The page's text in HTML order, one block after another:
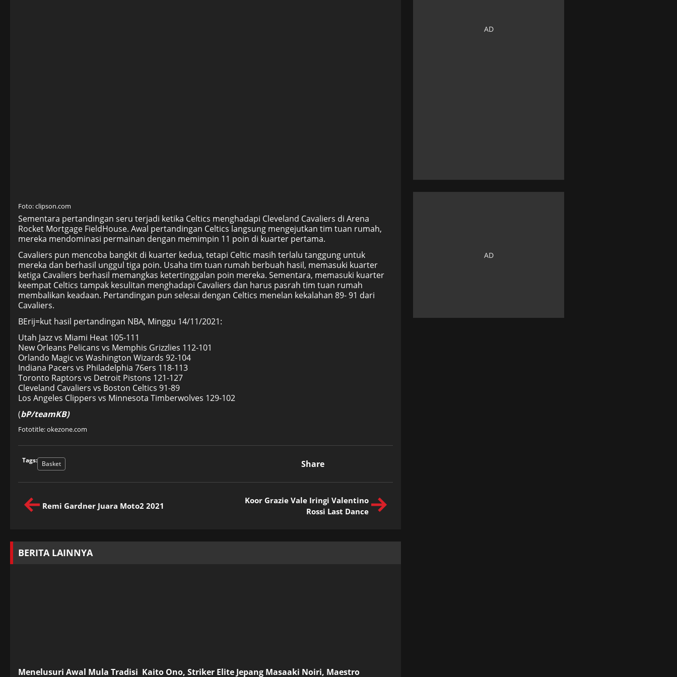
Foto: clipson.com
Sementara pertandingan seru terjadi ketika Celtics menghadapi Cleveland Cavaliers di Arena
Rocket Mortgage FieldHouse. Awal pertandingan Celtics langsung mengejutkan tim tuan rumah,
mereka mendominasi permainan dengan memimpin 11 poin di kuarter pertama.
Cavaliers pun mencoba bangkit di kuarter kedua, tetapi Celtic masih terlalu tanggung untuk
mereka dan berhasil unggul tiga poin. Usaha tim tuan rumah berbuah hasil, memasuki kuarter
ketiga Cavaliers berhasil memangkas ketertinggalan poin mereka. Sementara, memasuki kuarter
keempat Celtics tampak kesulitan menghadapi Cavaliers dan harus pasrah tim tuan rumah
membalikan keadaan. Pertandingan pun selesai dengan Celtics menelan kekalahan 89- 91 dari
Cavaliers.
BErij=kut hasil pertandingan NBA, Minggu 14/11/2021:
Utah Jazz vs Miami Heat 105-111
New Orleans Pelicans vs Memphis Grizzlies 112-101
Orlando Magic vs Washington Wizards 92-104
Indiana Pacers vs Philadelphia 76ers 118-113
Toronto Raptors vs Detroit Pistons 121-127
Cleveland Cavaliers vs Boston Celtics 91-89
Los Angeles Clippers vs Minnesota Timberwolves 129-102
(bP/teamKB)
Fototitle: okezone.com
Tags: Basket Share
Remi Gardner Juara Moto2 2021
Koor Grazie Vale Iringi Valentino
Rossi Last Dance
BERITA LAINNYA
Menelusuri Awal Mula Tradisi Kaito Ono, Striker Elite Jepang Masaaki Noiri, Maestro